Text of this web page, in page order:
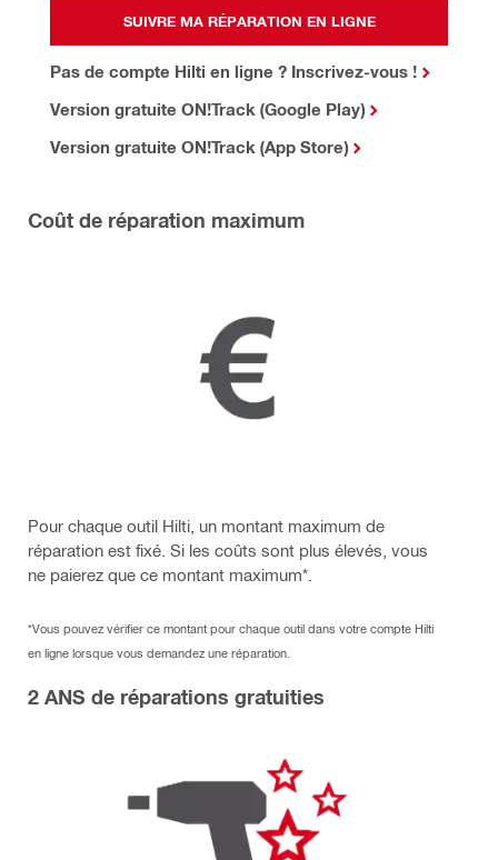
SUIVRE MA RÉPARATION EN LIGNE
Pas de compte Hilti en ligne ? Inscrivez-vous !
Version gratuite ON!Track (Google Play)
Version gratuite ON!Track (App Store)
Coût de réparation maximum
Pour chaque outil Hilti, un montant maximum de
réparation est fixé. Si les coûts sont plus élevés, vous
ne paierez que ce montant maximum*.
*Vous pouvez vérifier ce montant pour chaque outil dans votre compte Hilti
en ligne lorsque vous demandez une réparation.
2 ANS de réparations gratuities